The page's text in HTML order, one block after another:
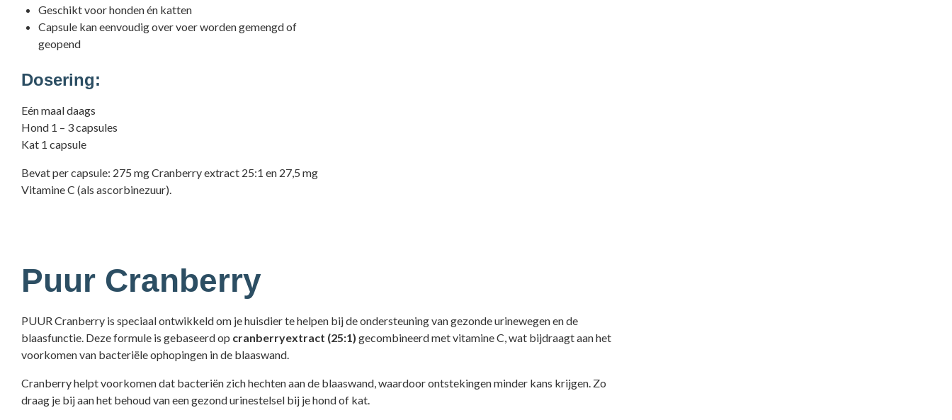
Geschikt voor honden én katten
Capsule kan eenvoudig over voer worden gemengd of
geopend
Dosering:
Eén maal daags
Hond 1 – 3 capsules
Kat 1 capsule
Bevat per capsule: 275 mg Cranberry extract 25:1 en 27,5 mg
Vitamine C (als ascorbinezuur).
Puur Cranberry
PUUR Cranberry is speciaal ontwikkeld om je huisdier te helpen bij de ondersteuning van gezonde urinewegen en de
blaasfunctie. Deze formule is gebaseerd op cranberryextract (25:1) gecombineerd met vitamine C, wat bijdraagt aan het
voorkomen van bacteriële ophopingen in de blaaswand.
Cranberry helpt voorkomen dat bacteriën zich hechten aan de blaaswand, waardoor ontstekingen minder kans krijgen. Zo
draag je bij aan het behoud van een gezond urinestelsel bij je hond of kat.